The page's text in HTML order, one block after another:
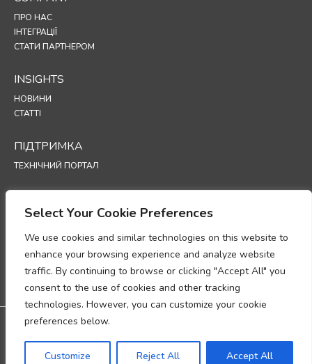
Select Your Cookie Preferences
We use cookies and similar technologies on this website to
enhance your browsing experience and analyze website
traffic. By continuing to browse or clicking "Accept All" you
consent to the use of cookies and other tracking
technologies. However, you can customize your cookie
preferences below.
Customize Reject All Accept All
ПРО НАС
ІНТЕГРАЦІЇ
СТАТИ ПАРТНЕРОМ
INSIGHTS
НОВИНИ
СТАТТІ
ПІДТРИМКА
ТЕХНІЧНИЙ ПОРТАЛ
ПОЛІТИКА КОНФІДЕНЦІЙНОСТІ
ПОЛІТИКА ВИКОРИСТАННЯ ФАЙЛІВ COOKIE
ПЕРСОНАЛЬНИХ ДАНИХ
ДОДАТОК ЩОДО ОБРОБКИ ДАНИХ
Дистриб'ютор в Україні - SEC Group:
Гарантія: 3 роки гарантії